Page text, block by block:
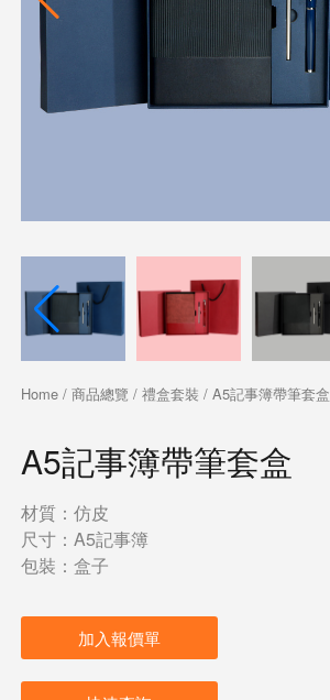
Home/ 商品總覽 / 禮盒套裝 / A5記事簿帶筆套盒
A5記事簿帶筆套盒
材質：仿皮
尺寸：A5記事簿
包裝：盒子
加入報價單